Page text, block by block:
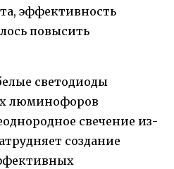
эффективность
повысить
светодиоды
люминофоров
свечение из-
создание